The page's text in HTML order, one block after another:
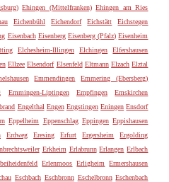
Ehingen (Mittelfranken) Ehingen am Ries
Eichenbühl Eichendorf Eichstätt
Eichstegen
Eisenbach Eisenberg Eisenberg (Pfalz) Eisenheim
Elchesheim-Illingen Elchingen
Elfershausen
Ellzee Elsendorf Elsenfeld Eltmann Elzach Elztal
Emmendingen
Emmering (Ebersberg)
Emmingen-Liptingen Empfingen
Emskirchen
Engelthal Engen Engstingen Eningen Ensdorf
Eppelheim Eppenschlag Eppingen Eppishausen
Erdweg Eresing Erfurt Ergersheim
Ergolding
Erkheim Erlabrunn Erlangen Erlbach
Erlenmoos Erligheim
Ermershausen
Eschbach Eschbronn Eschelbronn Eschenbach